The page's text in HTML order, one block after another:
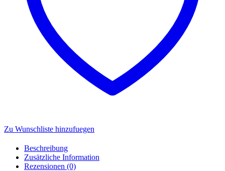
Zu Wunschliste hinzufuegen
Beschreibung
Zusätzliche Information
Rezensionen (0)